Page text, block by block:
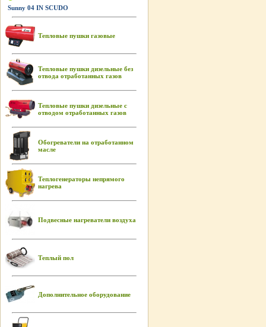
Sunny 04 IN SCUDO
Тепловые пушки газовые
Тепловые пушки дизельные без
отвода отработанных газов
Тепловые пушки дизельные с
отводом отработанных газов
Обогреватели на отработанном
масле
Теплогенераторы непрямого
нагрева
Подвесные нагреватели воздуха
Теплый пол
Дополнительное оборудование